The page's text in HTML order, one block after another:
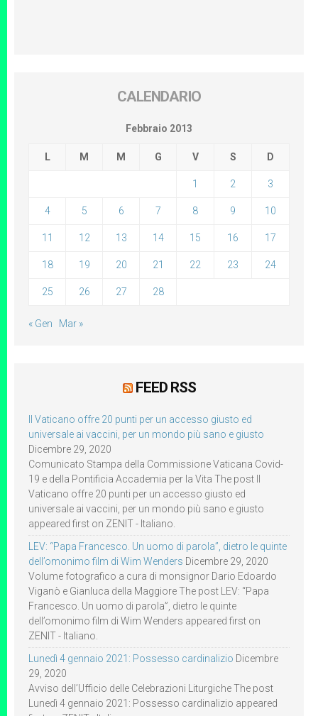
CALENDARIO
Febbraio 2013
L M M G V S D
1 2 3
4 5 6 7 8 9 10
11 12 13 14 15 16 17
18 19 20 21 22 23 24
25 26 27 28
« Gen Mar »
FEED RSS
Il Vaticano offre 20 punti per un accesso giusto ed
universale ai vaccini, per un mondo più sano e giusto
Dicembre 29, 2020
Comunicato Stampa della Commissione Vaticana Covid-
19 e della Pontificia Accademia per la Vita The post Il
Vaticano offre 20 punti per un accesso giusto ed
universale ai vaccini, per un mondo più sano e giusto
appeared first on ZENIT - Italiano.
LEV: “Papa Francesco. Un uomo di parola”, dietro le quinte
dell’omonimo film di Wim Wenders Dicembre 29, 2020
Volume fotografico a cura di monsignor Dario Edoardo
Viganò e Gianluca della Maggiore The post LEV: “Papa
Francesco. Un uomo di parola”, dietro le quinte
dell’omonimo film di Wim Wenders appeared first on
ZENIT - Italiano.
Lunedì 4 gennaio 2021: Possesso cardinalizio Dicembre
29, 2020
Avviso dell’Ufficio delle Celebrazioni Liturgiche The post
Lunedì 4 gennaio 2021: Possesso cardinalizio appeared